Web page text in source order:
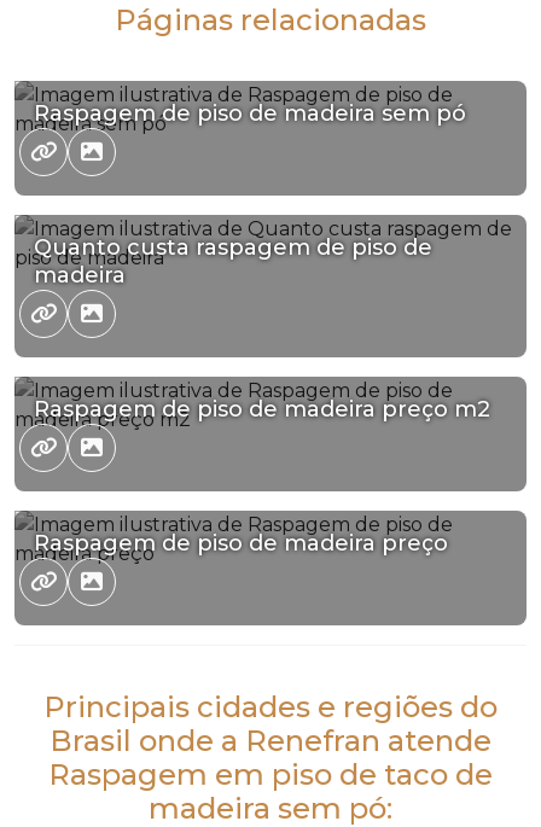
Páginas relacionadas
Raspagem de piso de madeira sem pó
Quanto custa raspagem de piso de
madeira
Raspagem de piso de madeira preço m2
Raspagem de piso de madeira preço
Principais cidades e regiões do
Brasil onde a Renefran atende
Raspagem em piso de taco de
madeira sem pó: